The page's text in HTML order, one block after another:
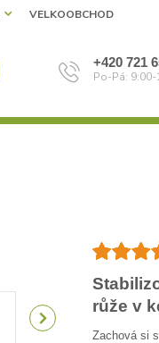
VELKOOBCHOD
+420 721
Po-Pá: 9:00-
růže v
Zachová si